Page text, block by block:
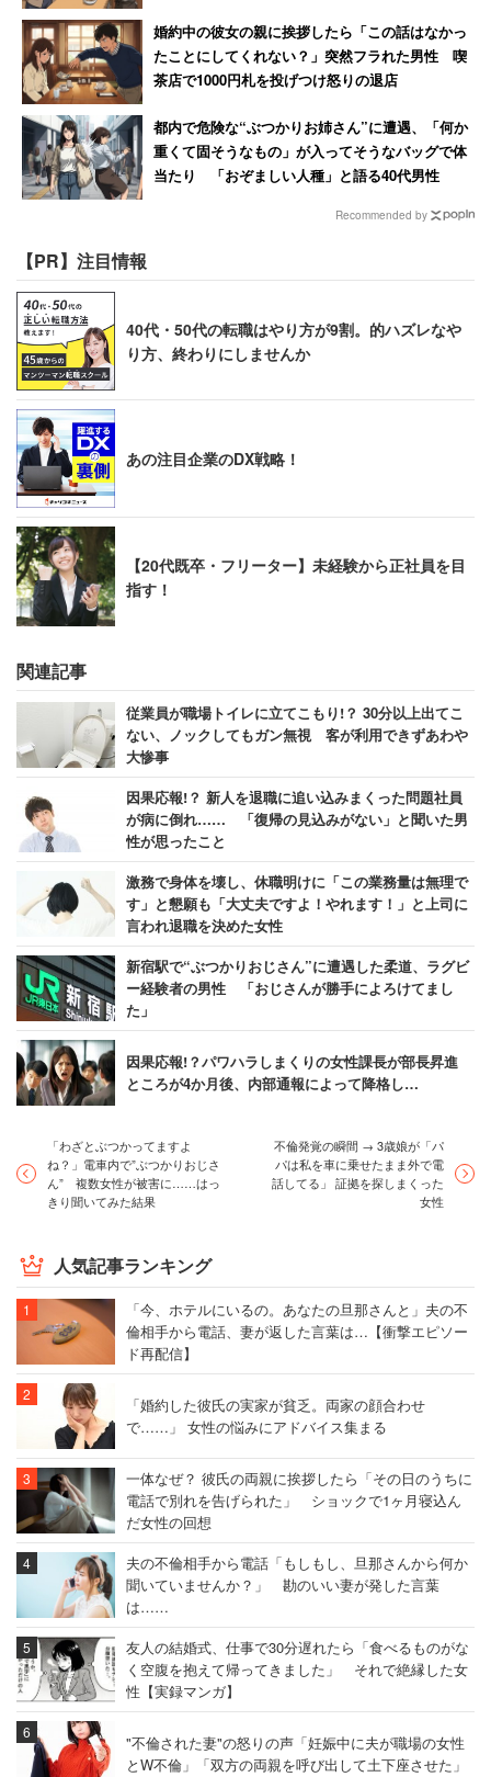
婚約中の彼女の親に挨拶したら「この話はなかっ
たことにしてくれない？」突然フラれた男性 喫
茶店で1000円札を投げつけ怒りの退店
都内で危険な“ぶつかりお姉さん”に遭遇、「何か
重くて固そうなもの」が入ってそうなバッグで体
当たり 「おぞましい人種」と語る40代男性
Recommended by
【PR】注目情報
40代・50代の転職はやり方が9割。的ハズレなや
り方、終わりにしませんか
あの注目企業のDX戦略！
【20代既卒・フリーター】未経験から正社員を目
指す！
関連記事
従業員が職場トイレに立てこもり!？ 30分以上出てこ
ない、ノックしてもガン無視 客が利用できずあわや
大惨事
因果応報!？ 新人を退職に追い込みまくった問題社員
が病に倒れ…… 「復帰の見込みがない」と聞いた男
性が思ったこと
激務で身体を壊し、休職明けに「この業務量は無理で
す」と懇願も「大丈夫ですよ！やれます！」と上司に
言われ退職を決めた女性
新宿駅で“ぶつかりおじさん”に遭遇した柔道、ラグビ
ー経験者の男性 「おじさんが勝手によろけてまし
た」
因果応報!？パワハラしまくりの女性課長が部長昇進
ところが4か月後、内部通報によって降格し…
「わざとぶつかってますよ
ね？」電車内で”ぶつかりおじさ
ん” 複数女性が被害に……はっ
きり聞いてみた結果
不倫発覚の瞬間 → 3歳娘が「パ
パは私を車に乗せたまま外で電
話してる」 証拠を探しまくった
女性
人気記事ランキング
「今、ホテルにいるの。あなたの旦那さんと」夫の不
倫相手から電話、妻が返した言葉は…【衝撃エピソー
ド再配信】
「婚約した彼氏の実家が貧乏。両家の顔合わせ
で……」 女性の悩みにアドバイス集まる
一体なぜ？ 彼氏の両親に挨拶したら「その日のうちに
電話で別れを告げられた」 ショックで1ヶ月寝込ん
だ女性の回想
夫の不倫相手から電話「もしもし、旦那さんから何か
聞いていませんか？」 勘のいい妻が発した言葉
は……
友人の結婚式、仕事で30分遅れたら「食べるものがな
く空腹を抱えて帰ってきました」 それで絶縁した女
性【実録マンガ】
"不倫された妻"の怒りの声「妊娠中に夫が職場の女性
とW不倫」「双方の両親を呼び出して土下座させた」